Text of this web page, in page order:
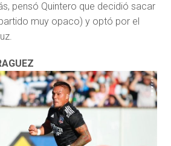
pensó Quintero que decidió sacar
muy opaco) y optó por el